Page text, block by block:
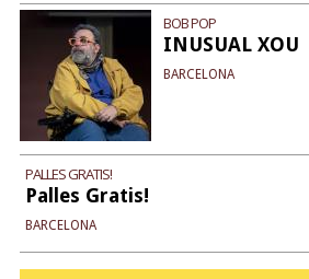
BOB POP
INUSUAL XOU
BARCELONA
PALLES GRATIS!
Palles Gratis!
BARCELONA